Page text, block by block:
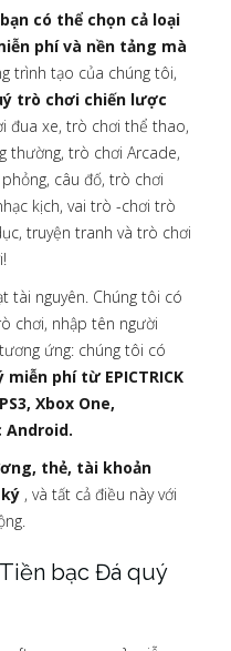
có thể chọn cả loại
phí và nền tảng mà
trình tạo của chúng tôi,
trò chơi chiến lược
đua xe, trò chơi thể thao,
thường, trò chơi Arcade,
câu đố, trò chơi
kịch, vai trò -chơi trò
truyện tranh và trò chơi
tài nguyên. Chúng tôi có
chơi, nhập tên người
ứng: chúng tôi có
phí từ EPICTRICK
Xbox One,
Android.
thẻ, tài khoản
, và tất cả điều này với
bạc Đá quý